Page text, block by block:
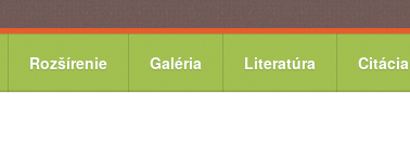
Rozšírenie Galéria Literatúra Citácia